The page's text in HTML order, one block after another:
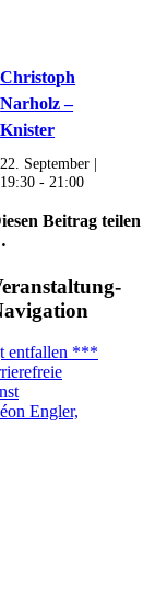
Christoph
Narholz –
Knister
22. September |
19:30 - 21:00
Beitrag teilen
entfallen ***
Engler,